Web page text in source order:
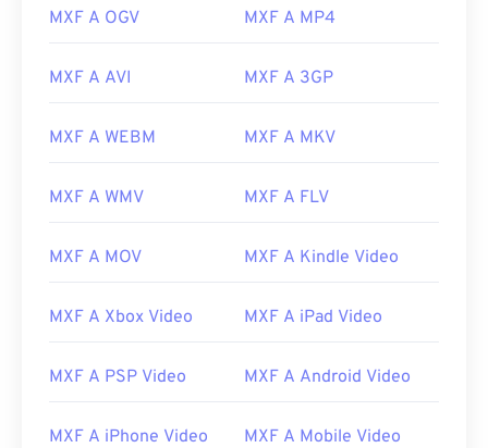
MXF A OGV MXF A MP4
MXF A AVI MXF A 3GP
MXF A WEBM MXF A MKV
MXF A WMV MXF A FLV
MXF A MOV MXF A Kindle Video
MXF A Xbox Video MXF A iPad Video
MXF A PSP Video MXF A Android Video
MXF A iPhone Video MXF A Mobile Video